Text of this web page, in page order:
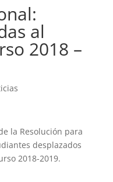
al
2018 –
la Resolución para
desplazados
2018-2019.